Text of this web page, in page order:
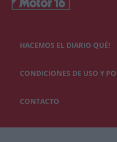
HACEMOS EL DIARIO QUÉ!
CONDICIONES DE USO Y
CONTACTO